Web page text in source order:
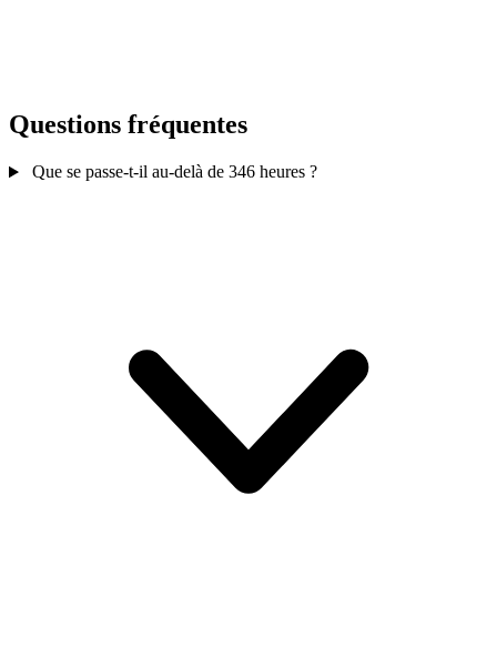
Questions fréquentes
Que se passe-t-il au-delà de 346 heures ?